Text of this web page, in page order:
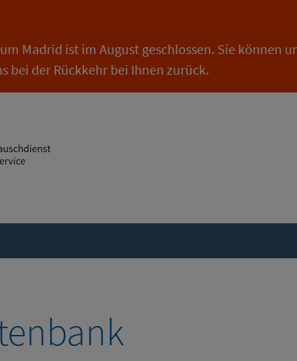
Madrid ist im August geschlossen. Sie können
bei der Rückkehr bei Ihnen zurück.